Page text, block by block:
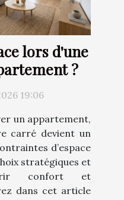
lors d'une
?
19:06
un appartement,
carré devient un
d’espace
stratégiques et
confort et
dans cet article